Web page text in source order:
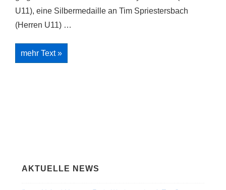
U11), eine Silbermedaille an Tim Spriestersbach
(Herren U11) …
Turniere
in
Baden-
mehr Text »
AKTUELLE NEWS